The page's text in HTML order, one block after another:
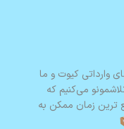
وارداتی کیوت و ما
می‌کنیم که
ترین زمان ممکن به